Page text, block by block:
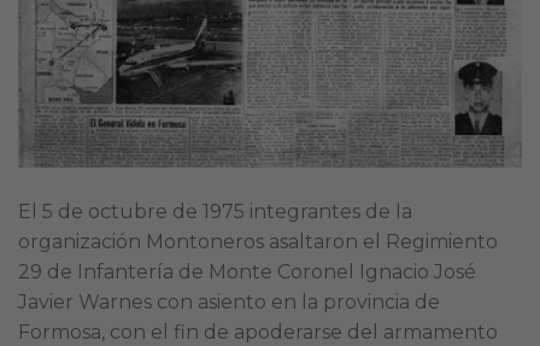
El 5 de octubre de 1975 integrantes de la
organización Montoneros asaltaron el Regimiento
29 de Infantería de Monte Coronel Ignacio José
Javier Warnes con asiento en la provincia de
Formosa, con el fin de apoderarse del armamento